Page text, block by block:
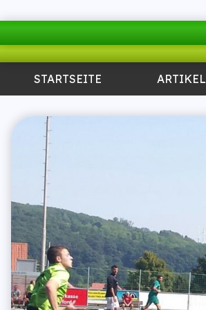
STARTSEITE ARTIKEL